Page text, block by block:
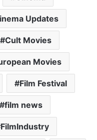
Updates
Cult Movies
Movies
Film Festival
film news
FilmIndustry